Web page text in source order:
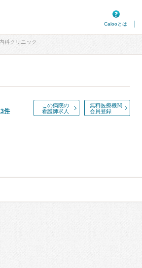
Calooとは
科クリニック
この病院の
看護師求人
無料医療機関
会員登録
3件